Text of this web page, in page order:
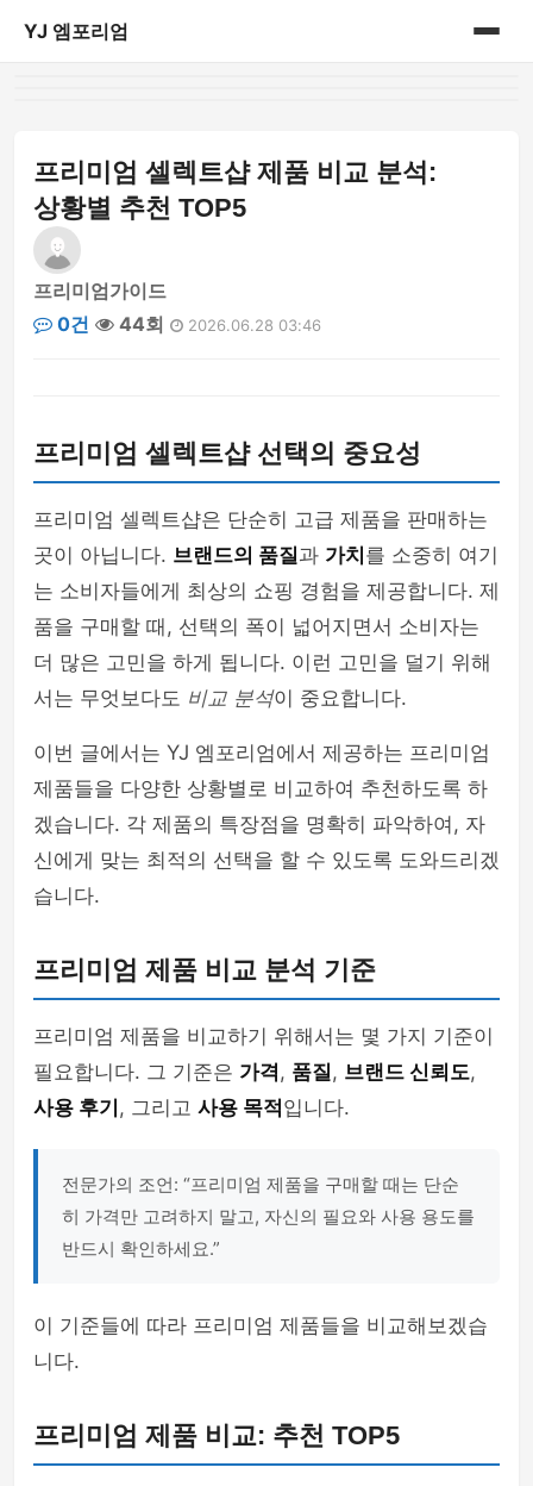
YJ 엠포리엄
프리미엄 셀렉트샵 제품 비교 분석:
상황별 추천 TOP5
프리미엄가이드
0건
44회 2026.06.28 03:46
프리미엄 셀렉트샵 선택의 중요성
프리미엄 셀렉트샵은 단순히 고급 제품을 판매하는
곳이 아닙니다. 브랜드의 품질과 가치 를 소중히 여기
는 소비자들에게 최상의 쇼핑 경험을 제공합니다. 제
품을 구매할 때, 선택의 폭이 넓어지면서 소비자는
더 많은 고민을 하게 됩니다. 이런 고민을 덜기 위해
서는 무엇보다도 비교 분석이 중요합니다.
이번 글에서는 YJ 엠포리엄에서 제공하는 프리미엄
제품들을 다양한 상황별로 비교하여 추천하도록 하
겠습니다. 각 제품의 특장점을 명확히 파악하여, 자
신에게 맞는 최적의 선택을 할 수 있도록 도와드리겠
습니다.
프리미엄 제품 비교 분석 기준
프리미엄 제품을 비교하기 위해서는 몇 가지 기준이
필요합니다. 그 기준은 가격, 품질, 브랜드 신뢰도,
사용 후기 , 그리고 사용 목적입니다.
전문가의 조언: “프리미엄 제품을 구매할 때는 단순
히 가격만 고려하지 말고, 자신의 필요와 사용 용도를
반드시 확인하세요.”
이 기준들에 따라 프리미엄 제품들을 비교해보겠습
니다.
프리미엄 제품 비교: 추천 TOP5